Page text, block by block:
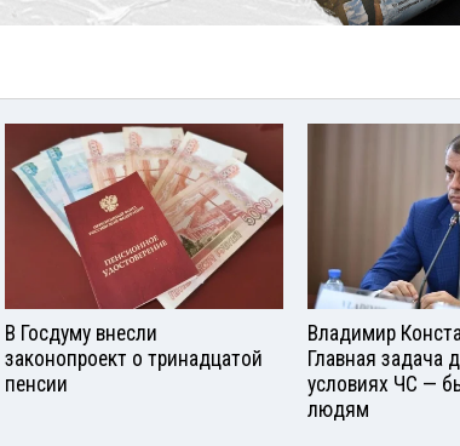
В Госдуму внесли
законопроект о тринадцатой
пенсии
Владимир
Главная задача
условиях ЧС —
людям